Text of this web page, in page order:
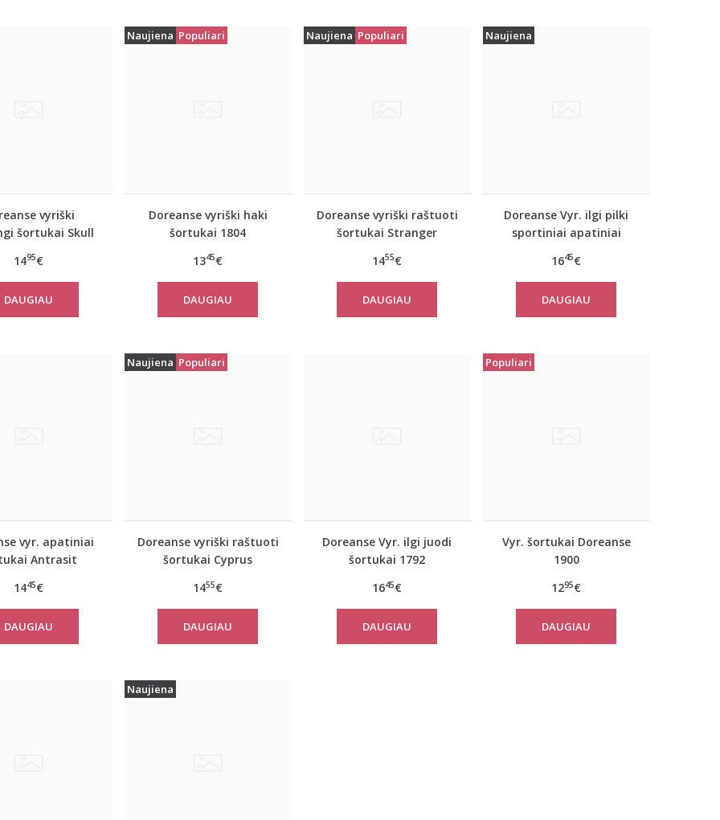
vyriški
šortukai Skull
1495€
DAUGIAU
Naujiena Populiari
Doreanse vyriški haki
šortukai 1804
1345€
DAUGIAU
Naujiena Populiari
Doreanse vyriški raštuoti
šortukai Stranger
1455€
DAUGIAU
Naujiena
Doreanse Vyr. ilgi pilki
sportiniai apatiniai
1645€
DAUGIAU
vyr. apatiniai
Antrasit
1445€
DAUGIAU
Naujiena Populiari
Doreanse vyriški raštuoti
šortukai Cyprus
1455€
DAUGIAU
Doreanse Vyr. ilgi juodi
šortukai 1792
1645€
DAUGIAU
Populiari
Vyr. šortukai Doreanse
1900
1295€
DAUGIAU
Naujiena